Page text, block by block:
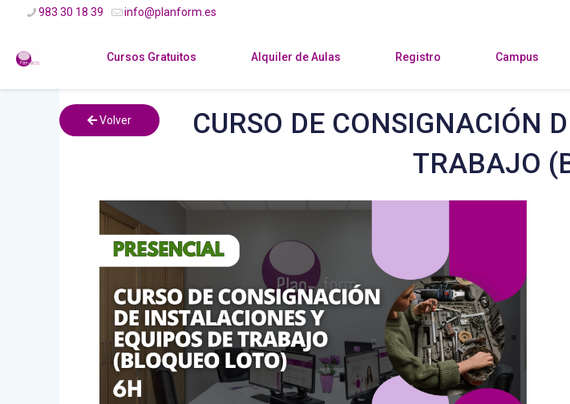
983 30 18 39 info@planform.es
Cursos Gratuitos Alquiler de Aulas Registro Campus
Volver
CURSO DE CONSIGNACIÓN
TRABAJO